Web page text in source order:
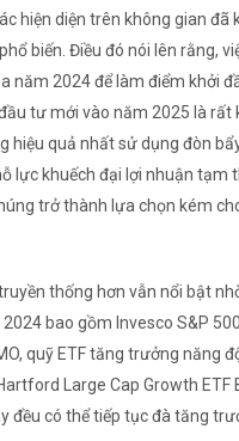
hiện diện trên không gian đã
biến. Điều đó nói lên rằng,
năm 2024 để làm điểm khởi
tư mới vào năm 2025 là rất
hiệu quả nhất sử dụng đòn
lực khuếch đại lợi nhuận tạm
trở thành lựa chọn kém
thống hơn vẫn nổi bật
bao gồm Invesco S&P
, quỹ ETF tăng trưởng năng
Large Cap Growth ETF
đều có thể tiếp tục đà tăng